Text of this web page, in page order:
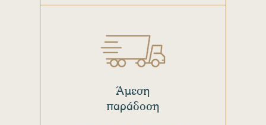
Άμεση
παράδοση